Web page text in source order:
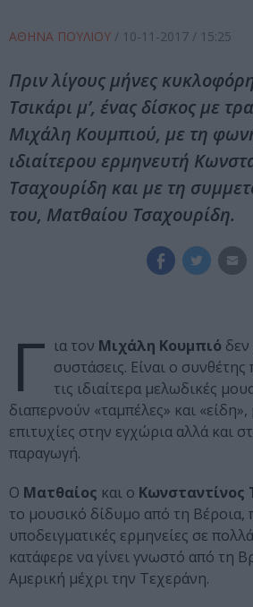
ΑΘΗΝΑ ΠΟΥΛΙΟΥ / 10-11-2017 / 15:25
Πριν λίγους μήνες
Τσικάρι μ’, ένας δίσκος με
Μιχάλη Κουμπιού, με τη
ιδιαίτερου ερμηνευτή
Τσαχουρίδη και με τη
του, Ματθαίου Τσαχουρίδη.
Γ ια τον Μιχάλη Κουμπιό δεν
συστάσεις. Είναι ο συνθέτης
τις ιδιαίτερα μελωδικές
διαπερνούν «ταμπέλες» και
επιτυχίες στην εγχώρια αλλά και
παραγωγή.
Ο Ματθαίος και ο Κωνσταντίνος
το μουσικό δίδυμο από τη Βέροια,
υποδειγματικές ερμηνείες σε
κατάφερε να γίνει γνωστό από τη
Αμερική μέχρι την Τεχεράνη.